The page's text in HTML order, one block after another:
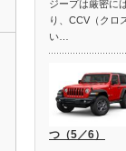
ジープは厳密に
り、CCV（クロ
い…
つ（5／6）